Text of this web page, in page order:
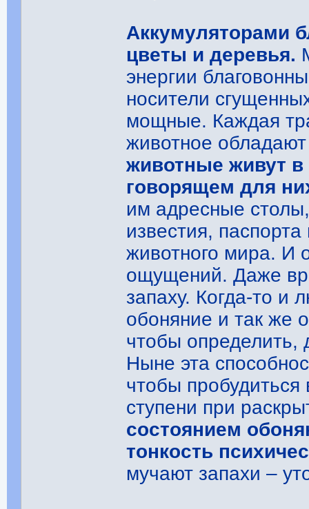
Аккумуляторами
цветы и деревья.
энергии
носители
мощные. Каждая
животное
животные живут в
говорящем для
им адресные
известия,
животного мира. И
ощущений. Даже
запаху. Когда-то и
обоняние и так же
чтобы определить,
Ныне эта
чтобы
ступени при
состоянием
тонкость
мучают запахи –